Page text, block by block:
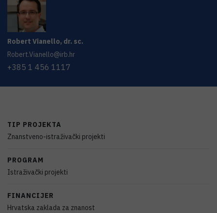
Robert Vianello, dr. sc.
Robert.Vianello@irb.hr
+385 1 456 1117
TIP PROJEKTA
Znanstveno-istraživački projekti
PROGRAM
Istraživački projekti
FINANCIJER
Hrvatska zaklada za znanost